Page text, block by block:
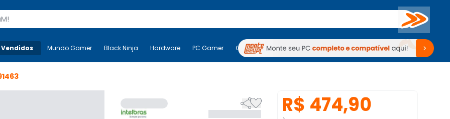
Buscar
Mais-v- Mundo Gamer Black Ninja Hardware PC Gamer Computadores Periféricos TV Venda no KaBuM!
Mundo Gamer Black Ninja Hardware PC Gamer Computadores Periféricos TV Venda no KaBuM!
 R$ 474,90